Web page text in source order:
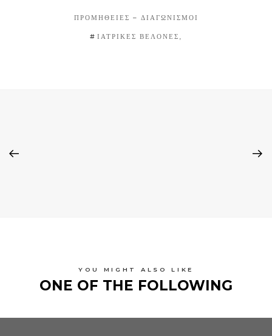
ΠΡΟΜΉΘΕΙΕΣ – ΔΙΑΓΩΝΙΣΜΟΊ
ΙΑΤΡΙΚΕΣ ΒΕΛΟΝΕΣ,
YOU MIGHT ALSO LIKE
ONE OF THE FOLLOWING